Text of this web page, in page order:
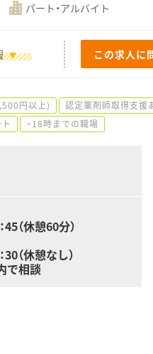
パート・アルバイト
この求人に
円以上) 認定薬剤師取得支援
~18時までの職場
45（休憩60分）
30（休憩なし）
で相談